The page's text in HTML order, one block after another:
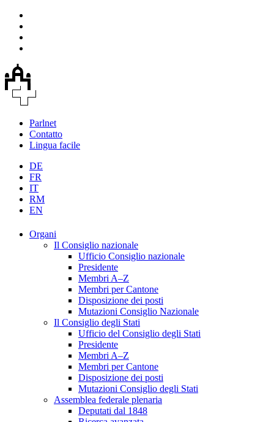
Parlnet
Contatto
Lingua facile
DE
FR
IT
RM
EN
Organi
Il Consiglio nazionale
Ufficio Consiglio nazionale
Presidente
Membri A–Z
Membri per Cantone
Disposizione dei posti
Mutazioni Consiglio Nazionale
Il Consiglio degli Stati
Ufficio del Consiglio degli Stati
Presidente
Membri A–Z
Membri per Cantone
Disposizione dei posti
Mutazioni Consiglio degli Stati
Assemblea federale plenaria
Deputati dal 1848